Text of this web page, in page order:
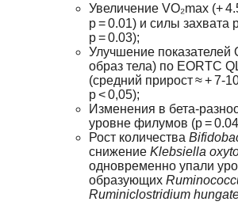
Увеличение VO₂max (+ 4.5
p = 0.01) и силы захвата
p = 0.03);
Улучшение показателей
образ тела) по EORTC
(средний прирост ≈ +
p < 0,05);
Изменения в
уровне филумов (p =
Рост количества
снижение Klebsiella
одновременно упали
образующих
Ruminiclostridium